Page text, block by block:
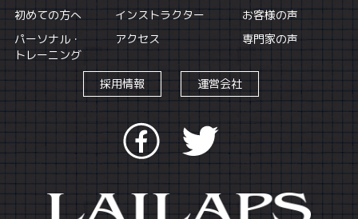
初めての方へ
インストラクター
お客様の声
パーソナル・
トレーニング
アクセス 専門家の声
採用情報 運営会社